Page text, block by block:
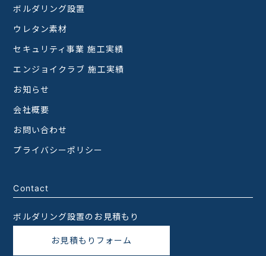
ボルダリング設置
ウレタン素材
セキュリティ事業 施工実績
エンジョイクラブ 施工実績
お知らせ
会社概要
お問い合わせ
プライバシーポリシー
Contact
ボルダリング設置のお見積もり
お見積もりフォーム